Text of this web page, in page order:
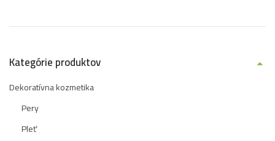
Kategórie produktov
Dekoratívna kozmetika
Pery
Pleť